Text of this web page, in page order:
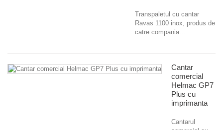
Transpaletul cu cantar
Ravas 1100 inox, produs de
catre compania...
Cantar
comercial
Helmac GP7
Plus cu
imprimanta
Cantarul